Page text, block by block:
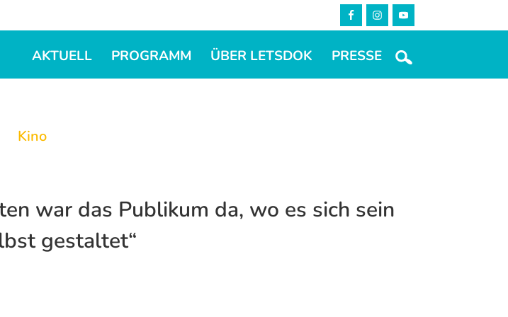
AKTUELL PROGRAMM ÜBER LETSDOK PRESSE
Kino
war das Publikum da, wo es sich sein
gestaltet“